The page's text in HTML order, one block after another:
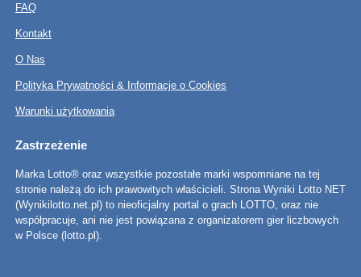
FAQ
Kontakt
O Nas
Polityka Prywatności & Informacje o Cookies
Warunki użytkowania
Zastrzeżenie
Marka Lotto® oraz wszystkie pozostałe marki wspomniane na tej
stronie należą do ich prawowitych właścicieli. Strona Wyniki Lotto NET
(Wynikilotto.net.pl) to nieoficjalny portal o grach LOTTO, oraz nie
współpracuje, ani nie jest powiązana z organizatorem gier liczbowych
w Polsce (lotto.pl).